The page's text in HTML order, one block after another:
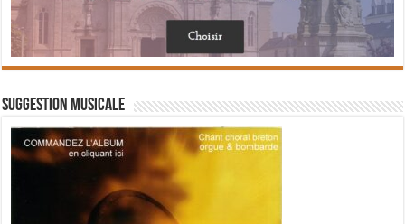
Suggestion musicale